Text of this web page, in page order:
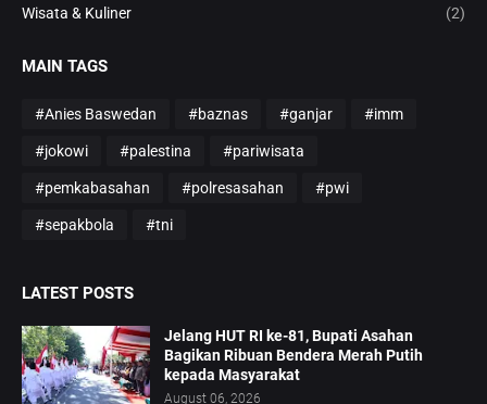
Wisata & Kuliner (2)
MAIN TAGS
#Anies Baswedan #baznas #ganjar #imm
#jokowi #palestina #pariwisata
#pemkabasahan #polresasahan #pwi
#sepakbola #tni
LATEST POSTS
Jelang HUT RI ke-81, Bupati Asahan
Bagikan Ribuan Bendera Merah Putih
kepada Masyarakat
August 06, 2026